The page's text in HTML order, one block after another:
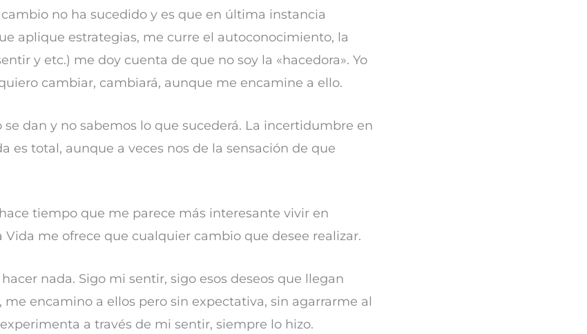
no ha sucedido y es que en última instancia
aplique estrategias, me curre el autoconocimiento, la
y etc.) me doy cuenta de que no soy la «hacedora». Yo
cambiar, cambiará, aunque me encamine a ello.
se dan y no sabemos lo que sucederá. La incertidumbre en
es total, aunque a veces nos de la sensación de que
tiempo que me parece más interesante vivir en
Vida me ofrece que cualquier cambio que desee realizar.
nada. Sigo mi sentir, sigo esos deseos que llegan
me encamino a ellos pero sin expectativa, sin agarrarme al
a través de mi sentir, siempre lo hizo.